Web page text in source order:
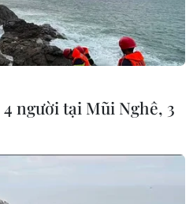
đàn ông và phụ nữ
người tại Mũi Nghê, 3